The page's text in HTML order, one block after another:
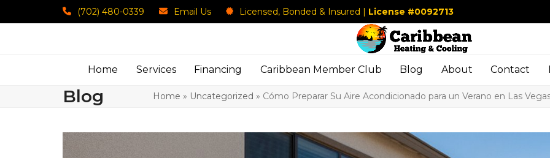
to
(702) 480-0339 Email Us Licensed, Bonded & Insured | License #0092713
Home Services Financing Caribbean Member Club Blog About Contact
Blog Home » Uncategorized » Cómo Preparar Su Aire Acondicionado para un Verano en Las